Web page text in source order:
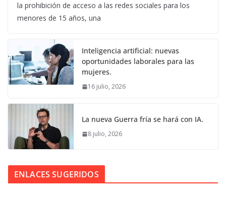
la prohibición de acceso a las redes sociales para los
menores de 15 años, una
Inteligencia artificial: nuevas
oportunidades laborales para las
mujeres.
16 julio, 2026
La nueva Guerra fría se hará con IA.
8 julio, 2026
ENLACES SUGERIDOS